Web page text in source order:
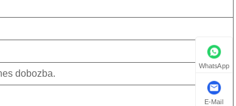
dobozba.
WhatsApp
E-Mail